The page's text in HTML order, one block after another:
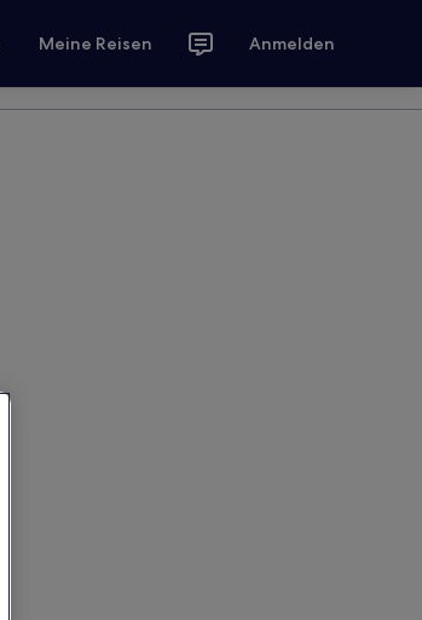
Meine Reisen Anmelden